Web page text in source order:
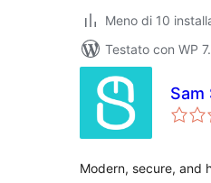
Meno di 10
Testato con WP
Sam
Modern, secure, and